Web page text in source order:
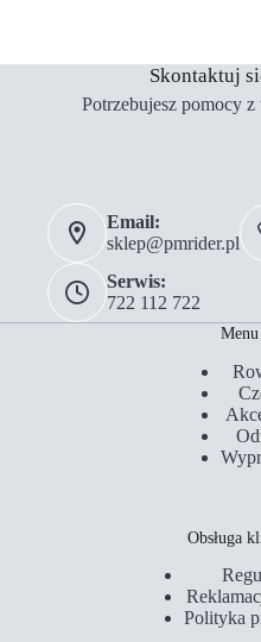
Skontaktuj
Potrzebujesz pomocy
Email:
sklep@pmrider.pl
Serwis:
722 112 722
Menu
Obsługa
Polityka